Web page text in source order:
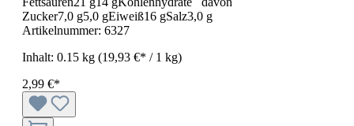
Zucker7,0 g5,0 gEiweiß16 gSalz3,0 g
Artikelnummer: 6327
Inhalt: 0.15 kg (19,93 €* / 1 kg)
2,99 €*